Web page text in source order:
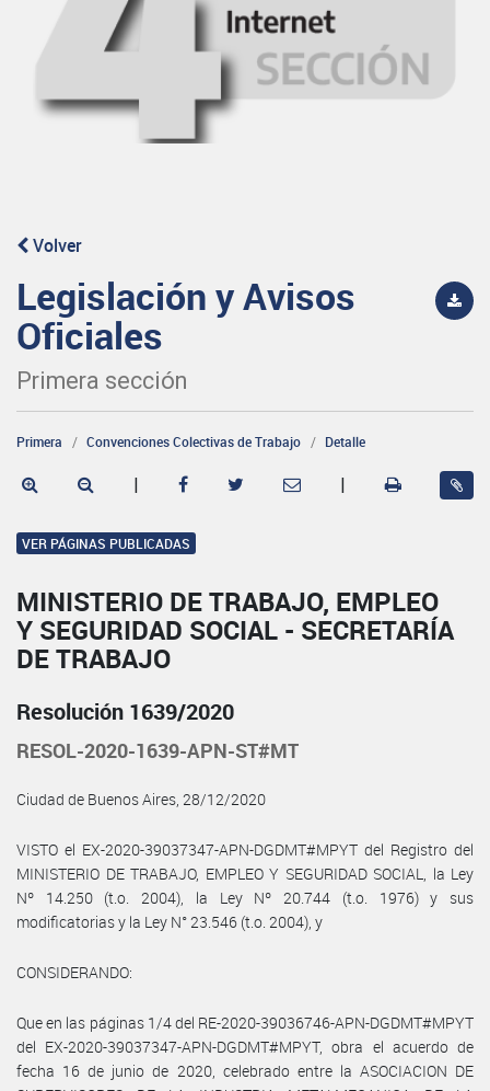
Volver
Legislación y Avisos
Oficiales
Primera sección
Primera Convenciones Colectivas de Trabajo Detalle
| |
VER PÁGINAS PUBLICADAS
MINISTERIO DE TRABAJO, EMPLEO
Y SEGURIDAD SOCIAL - SECRETARÍA
DE TRABAJO
Resolución 1639/2020
RESOL-2020-1639-APN-ST#MT
Ciudad de Buenos Aires, 28/12/2020
VISTO el EX-2020-39037347-APN-DGDMT#MPYT del Registro del
MINISTERIO DE TRABAJO, EMPLEO Y SEGURIDAD SOCIAL, la Ley
Nº 14.250 (t.o. 2004), la Ley Nº 20.744 (t.o. 1976) y sus
modificatorias y la Ley N° 23.546 (t.o. 2004), y
CONSIDERANDO:
Que en las páginas 1/4 del RE-2020-39036746-APN-DGDMT#MPYT
del EX-2020-39037347-APN-DGDMT#MPYT, obra el acuerdo de
fecha 16 de junio de 2020, celebrado entre la ASOCIACION DE